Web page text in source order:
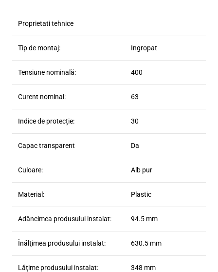
Proprietati tehnice
Tip de montaj: Ingropat
Tensiune nominală: 400
Curent nominal: 63
Indice de protecție: 30
Capac transparent Da
Culoare: Alb pur
Material: Plastic
Adâncimea produsului instalat: 94.5 mm
Înălţimea produsului instalat: 630.5 mm
Lăţime produsului instalat: 348 mm